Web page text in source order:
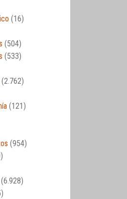
(16)
(504)
(533)
(2.762)
(121)
(954)
(6.928)